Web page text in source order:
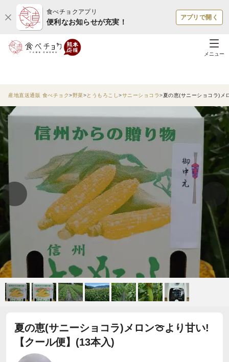
食べチョクアプリ
便利なお知らせが充実！
アプリで開く
メニュー
産地直送通販 食べチョク 野菜 とうもろこし サニーショコラ 夏の恵(サニーショコラ)メ
夏の恵(サニーショコラ)メロン🍈より甘い!
【クール便】(13本入)